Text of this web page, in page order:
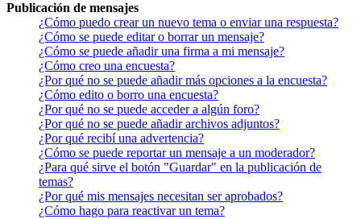
Publicación de mensajes
¿Cómo puedo crear un nuevo tema o enviar una respuesta?
¿Cómo se puede editar o borrar un mensaje?
¿Cómo se puede añadir una firma a mi mensaje?
¿Cómo creo una encuesta?
¿Por qué no se puede añadir más opciones a la encuesta?
¿Cómo edito o borro una encuesta?
¿Por qué no se puede acceder a algún foro?
¿Por qué no se puede añadir archivos adjuntos?
¿Por qué recibí una advertencia?
¿Cómo se puede reportar un mensaje a un moderador?
¿Para qué sirve el botón "Guardar" en la publicación de
temas?
¿Por qué mis mensajes necesitan ser aprobados?
¿Cómo hago para reactivar un tema?